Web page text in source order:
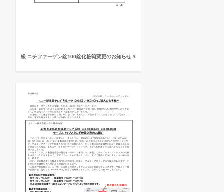
橡 ニチファーゲン錠100錠化粧箱変更のお知らせ 3